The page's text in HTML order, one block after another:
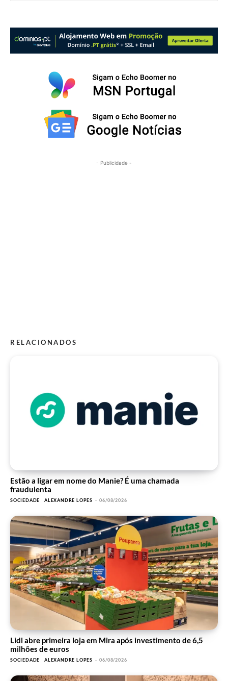
- Publicidade -
RELACIONADOS
Estão a ligar em nome do Manie? É uma chamada
fraudulenta
SOCIEDADE ALEXANDRE LOPES - 06/08/2026
Lidl abre primeira loja em Mira após investimento de 6,5
milhões de euros
SOCIEDADE ALEXANDRE LOPES - 06/08/2026